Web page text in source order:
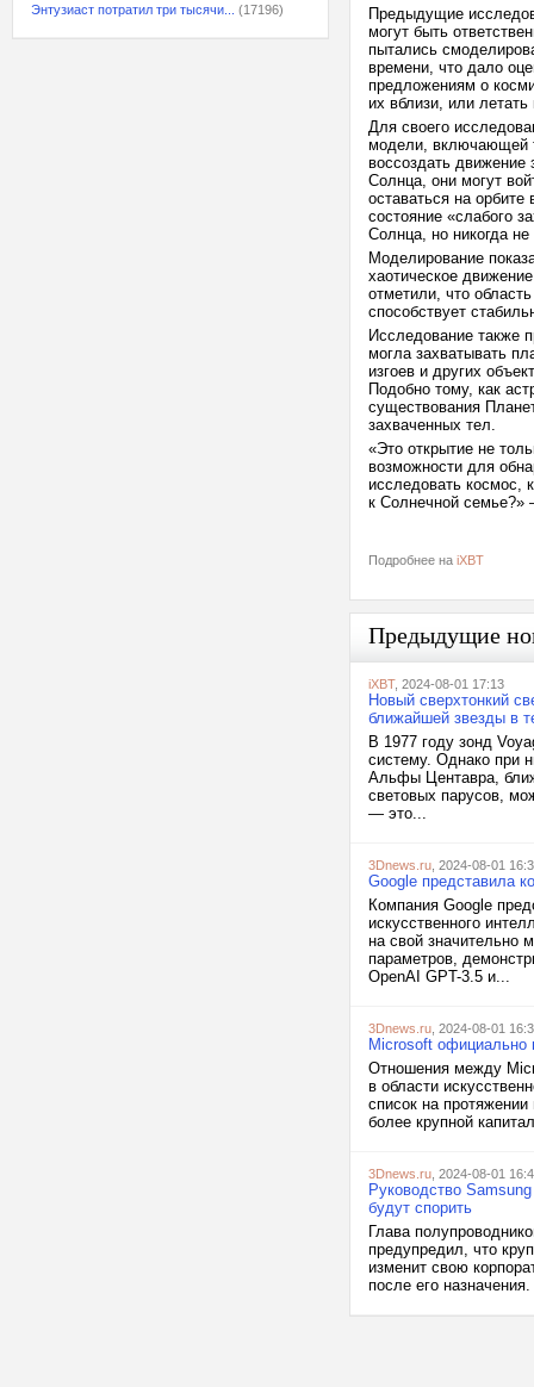
Энтузиаст потратил три тысячи...
(17196)
Предыдущие
могут быть
пытались
времени, что дало
предложениям о
их вблизи, или
Для своего
модели, включающей
воссоздать движение
Солнца, они могут
оставаться на
состояние «слабого
Солнца, но никогда
Моделирование
хаотическое
отметили, что
способствует
Исследование также
могла захватывать
изгоев и других
Подобно тому, как
существования
захваченных тел.
«Это открытие не
возможности для
исследовать космос,
к Солнечной семье?»
Подробнее на iXBT
Предыдущие
iXBT, 2024-08-01 17:13
Новый сверхтонкий
ближайшей звезды в
В 1977 году зонд
систему. Однако при
Альфы Центавра,
световых парусов,
— это...
3Dnews.ru , 2024-08-01
Google представила
Компания Google
искусственного
на свой значительно
параметров,
OpenAI GPT-3.5 и...
3Dnews.ru , 2024-08-01
Microsoft официально
Отношения между
в области
список на
более крупной
3Dnews.ru , 2024-08-01
Руководство
будут спорить
Глава
предупредил, что
изменит свою
после его